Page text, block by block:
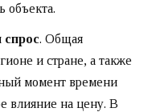
объекта.
спрос. Общая
и стране, а также
момент времени
влияние на цену. В